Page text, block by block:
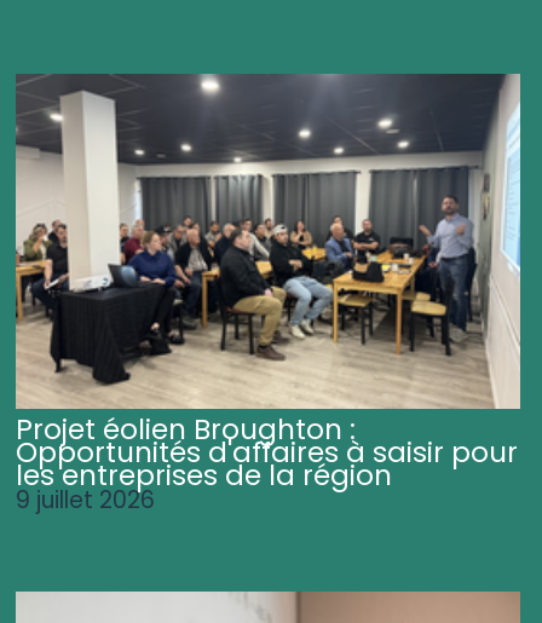
Projet éolien Broughton :
Opportunités d'affaires à saisir pour
les entreprises de la région
9 juillet 2026